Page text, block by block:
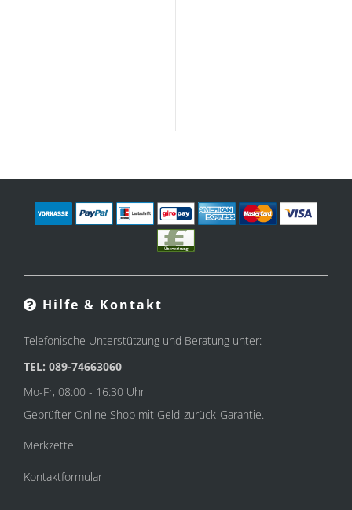
Hilfe & Kontakt
Telefonische Unterstützung und Beratung unter:
TEL: 089-74663060
Mo-Fr, 08:00 - 16:30 Uhr
Geprüfter Online Shop mit Geld-zurück-Garantie.
Merkzettel
Kontaktformular